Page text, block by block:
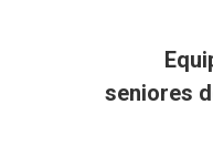
Nextseniores